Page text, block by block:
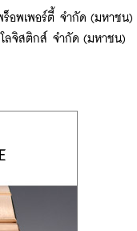
อพเพอร์ตี้ จำกัด (มหาชน)
ลจิสติกส์ จำกัด (มหาชน)